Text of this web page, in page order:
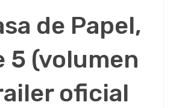
de Papel,
5 (volumen
oficial